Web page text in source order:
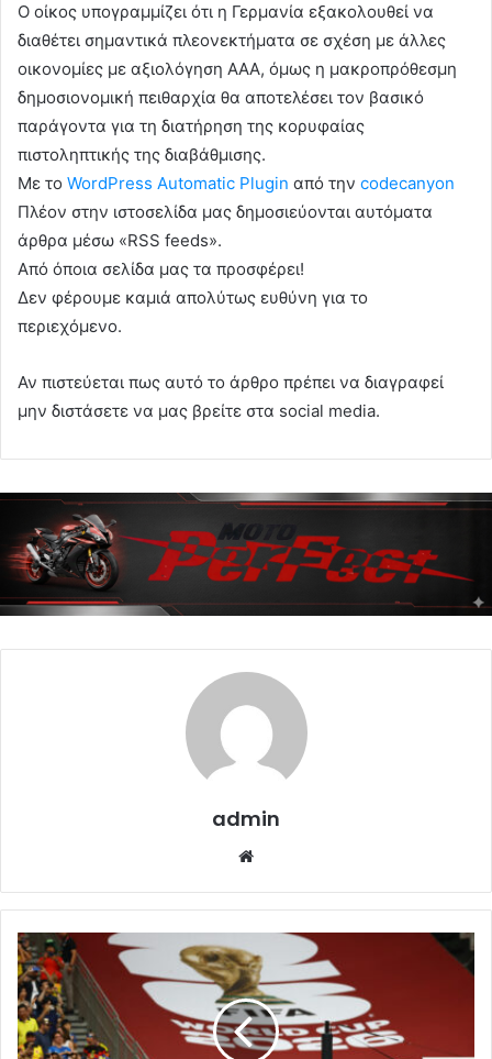
Ο οίκος υπογραμμίζει ότι η Γερμανία εξακολουθεί να
διαθέτει σημαντικά πλεονεκτήματα σε σχέση με άλλες
οικονομίες με αξιολόγηση ΑΑΑ, όμως η μακροπρόθεσμη
δημοσιονομική πειθαρχία θα αποτελέσει τον βασικό
παράγοντα για τη διατήρηση της κορυφαίας
πιστοληπτικής της διαβάθμισης.
Με το WordPress Automatic Plugin από την codecanyon
Πλέον στην ιστοσελίδα μας δημοσιεύονται αυτόματα
άρθρα μέσω «RSS feeds».
Από όποια σελίδα μας τα προσφέρει!
Δεν φέρουμε καμιά απολύτως ευθύνη για το
περιεχόμενο.
Αν πιστεύεται πως αυτό το άρθρο πρέπει να διαγραφεί
μην διστάσετε να μας βρείτε στα social media.
admin